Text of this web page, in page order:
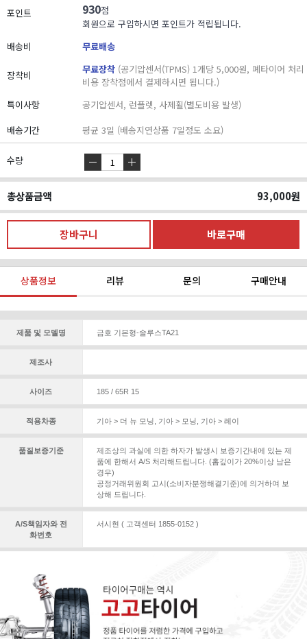
포인트 930점
회원으로 구입하시면 포인트가 적립됩니다.
배송비
무료배송
장착비 무료장착 (공기압센서(TPMS) 1개당 5,000원, 폐타이어 처리
비용 장착점에서 결제하시면 됩니다.)
특이사항
공기압센서, 런플렛, 사제휠(별도비용 발생)
배송기간
평균 3일 (배송지연상품 7일정도 소요)
수량
총상품금액 93,000원
상품정보 리뷰 문의 구매안내
제품 및 모델명 금호 기본형-솔루스TA21
제조사
사이즈 185 / 65R 15
적용차종 기아 > 더 뉴 모닝 기아 > 모닝 기아 > 레이
품질보증기준
제조상의 과실에 의한 하자가 발생시 보증기간내에 있는 제
품에 한해서 A/S 처리해드립니다. (홈깊이가 20%이상 남은
경우)
공정거래위원회 고시(소비자분쟁해결기준)에 의거하여 보
상해 드립니다.
A/S책임자와 전
화번호
서시현 ( 고객센터 1855-0152 )